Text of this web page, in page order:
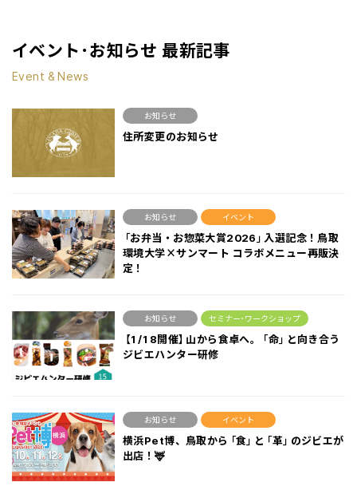
イベント･お知らせ 最新記事
Event & News
お知らせ
住所変更のお知らせ
お知らせ イベント
「お弁当・お惣菜大賞2026」入選記念！鳥取
環境大学×サンマート コラボメニュー再販決
定！
お知らせ セミナー･ワークショップ
【1/18開催】山から食卓へ。「命」と向き合う
ジビエハンター研修
お知らせ イベント
横浜Pet博、鳥取から「食」と「革」のジビエが
出店！🦌